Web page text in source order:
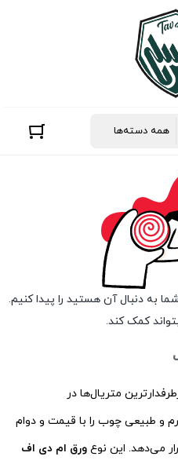
به دنبال آن هستید را پیدا کنیم.
کمک کند.
متریال‌ها در
و طبیعی چوب را با قیمت و دوام
می‌دهد. این نوع ورق ام دی اف